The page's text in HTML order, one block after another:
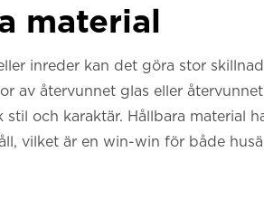
material
inreder kan det göra stor
av återvunnet glas eller
och karaktär. Hållbara material
vilket är en win-win för både